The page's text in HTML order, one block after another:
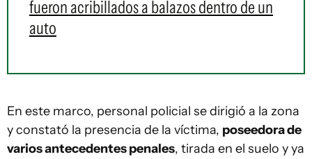
fueron acribillados a balazos dentro de un
auto
En este marco, personal policial se dirigió a la zona
y constató la presencia de la víctima, poseedora de
varios antecedentes penales, tirada en el suelo y ya